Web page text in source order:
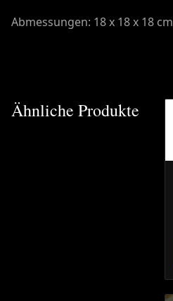
Abmessungen: 18 x 18 x 18 cm
Ähnliche Produkte